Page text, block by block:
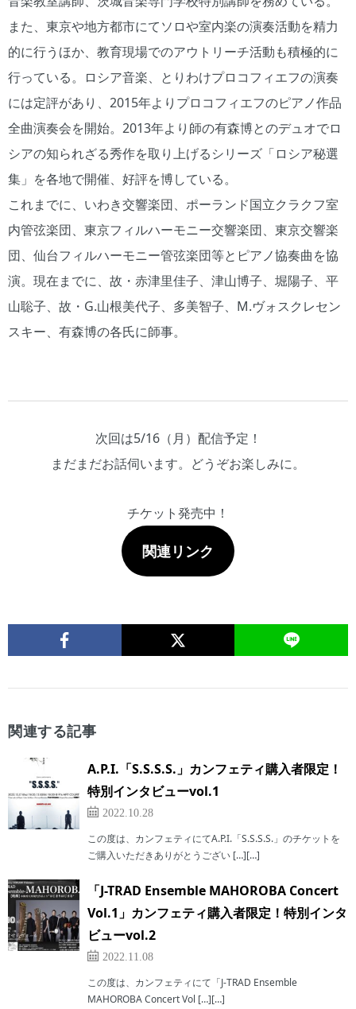
また、東京や地方都市にてソロや室内楽の演奏活動を精力
的に行うほか、教育現場でのアウトリーチ活動も積極的に
行っている。ロシア音楽、とりわけプロコフィエフの演奏
には定評があり、2015年よりプロコフィエフのピアノ作品
全曲演奏会を開始。2013年より師の有森博とのデュオでロ
シアの知られざる秀作を取り上げるシリーズ「ロシア秘選
集」を各地で開催、好評を博している。
これまでに、いわき交響楽団、ポーランド国立クラクフ室
内管弦楽団、東京フィルハーモニー交響楽団、東京交響楽
団、仙台フィルハーモニー管弦楽団等とピアノ協奏曲を協
演。現在までに、故・赤津里佳子、津山博子、堀陽子、平
山聡子、故・G.山根美代子、多美智子、M.ヴォスクレセン
スキー、有森博の各氏に師事。
次回は5/16（月）配信予定！
まだまだお話伺います。どうぞお楽しみに。
チケット発売中！
関連リンク
関連する記事
A.P.I.「S.S.S.S.」カンフェティ購入者限定！
特別インタビューvol.1
2022.10.28
この度は、カンフェティにてA.P.I.「S.S.S.S.」のチケットを
ご購入いただきありがとうござい […][…]
「J-TRAD Ensemble MAHOROBA Concert
Vol.1」カンフェティ購入者限定！特別インタ
ビューvol.2
2022.11.08
この度は、カンフェティにて「J-TRAD Ensemble
MAHOROBA Concert Vol […][…]